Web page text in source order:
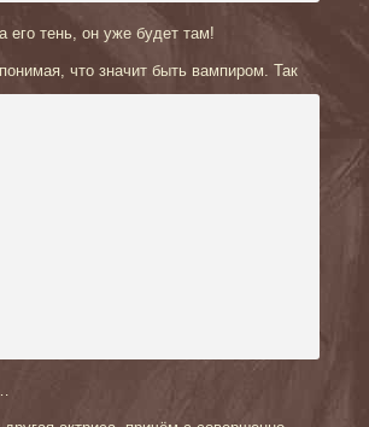
его тень, он уже будет там!
что значит быть вампиром. Так